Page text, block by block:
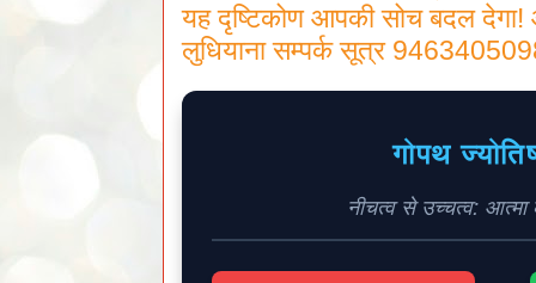
यह दृष्टिकोण आपकी सोच बदल देगा!
लुधियाना सम्पर्क सूत्र
गोपथ
नीचत्व से उच्चत्व: आत्मा